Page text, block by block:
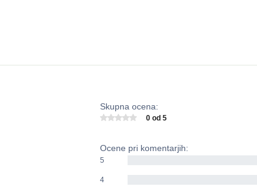
Skupna ocena:
0 od 5
Ocene pri komentarjih:
5
4